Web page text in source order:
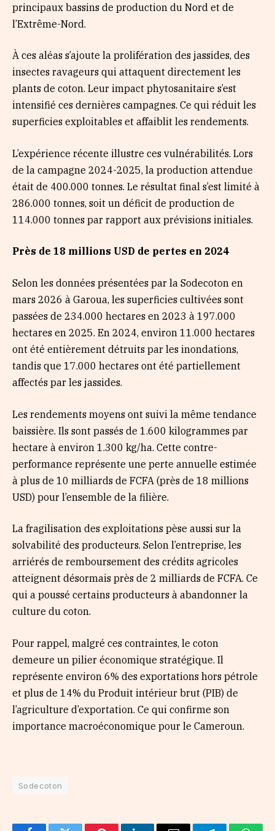
principaux bassins de production du Nord et de
l’Extrême-Nord.
À ces aléas s’ajoute la prolifération des jassides, des
insectes ravageurs qui attaquent directement les
plants de coton. Leur impact phytosanitaire s’est
intensifié ces dernières campagnes. Ce qui réduit les
superficies exploitables et affaiblit les rendements.
L’expérience récente illustre ces vulnérabilités. Lors
de la campagne 2024-2025, la production attendue
était de 400.000 tonnes. Le résultat final s’est limité à
286.000 tonnes, soit un déficit de production de
114.000 tonnes par rapport aux prévisions initiales.
Près de 18 millions USD de pertes en 2024
Selon les données présentées par la Sodecoton en
mars 2026 à Garoua, les superficies cultivées sont
passées de 234.000 hectares en 2023 à 197.000
hectares en 2025. En 2024, environ 11.000 hectares
ont été entièrement détruits par les inondations,
tandis que 17.000 hectares ont été partiellement
affectés par les jassides.
Les rendements moyens ont suivi la même tendance
baissière. Ils sont passés de 1.600 kilogrammes par
hectare à environ 1.300 kg/ha. Cette contre-
performance représente une perte annuelle estimée
à plus de 10 milliards de FCFA (près de 18 millions
USD) pour l’ensemble de la filière.
La fragilisation des exploitations pèse aussi sur la
solvabilité des producteurs. Selon l’entreprise, les
arriérés de remboursement des crédits agricoles
atteignent désormais près de 2 milliards de FCFA. Ce
qui a poussé certains producteurs à abandonner la
culture du coton.
Pour rappel, malgré ces contraintes, le coton
demeure un pilier économique stratégique. Il
représente environ 6% des exportations hors pétrole
et plus de 14% du Produit intérieur brut (PIB) de
l’agriculture d’exportation. Ce qui confirme son
importance macroéconomique pour le Cameroun.
Sodecoton